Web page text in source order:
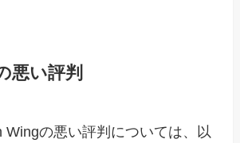
悪い評判
Wingの悪い評判については、以